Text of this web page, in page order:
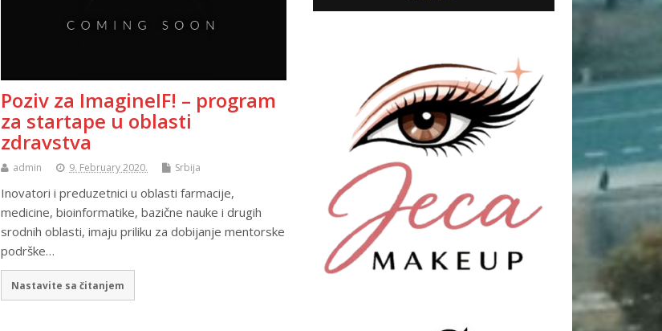
Poziv za ImagineIF! – program
za startape u oblasti
zdravstva
admin 9. February 2020. Srbija
Inovatori i preduzetnici u oblasti farmacije,
medicine, bioinformatike, bazične nauke i drugih
srodnih oblasti, imaju priliku za dobijanje mentorske
podrške…
Nastavite sa čitanjem